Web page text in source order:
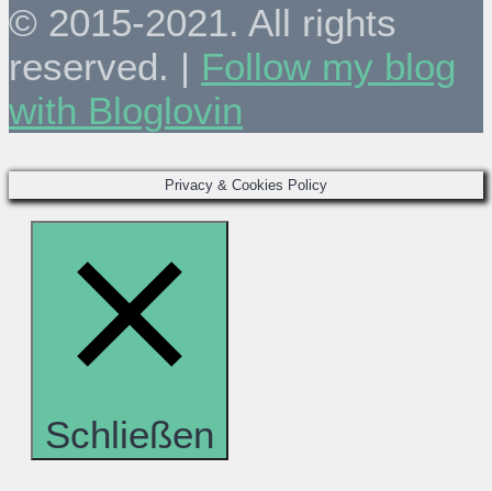
© 2015-2021. All rights
reserved. | Follow my blog
with Bloglovin
Privacy & Cookies Policy
Schließen